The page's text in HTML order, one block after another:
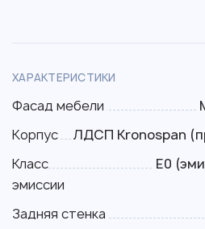
ХАРАКТЕРИСТИКИ
Фасад мебели
Корпус
ЛДСП Kronospan
Класс
эмиссии
Е0
Задняя стенка